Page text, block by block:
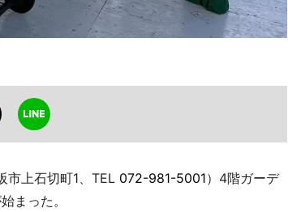
市上石切町1、TEL 072-981-5001）4階ガーデ
まった。